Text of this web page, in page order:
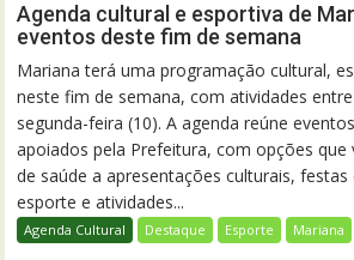
Agenda cultural e esportiva de
eventos deste fim de semana
Mariana terá uma programação cultural,
neste fim de semana, com atividades
segunda-feira (10). A agenda reúne
apoiados pela Prefeitura, com opções que
de saúde a apresentações culturais,
esporte e atividades...
Agenda Cultural Destaque Esporte Mariana